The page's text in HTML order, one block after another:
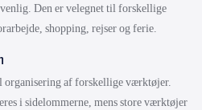
Den er velegnet til forskellige
shopping, rejser og ferie.
organisering af forskellige værktøjer.
i sidelommerne, mens store værktøjer